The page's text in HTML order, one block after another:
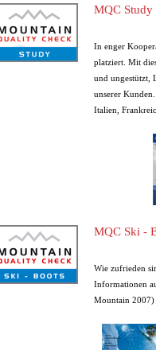
MQC Study
In enger
platziert. Mit
und ungestützt,
unserer
Italien,
MQC Ski -
Wie zufrieden
Informationen
Mountain 2007)